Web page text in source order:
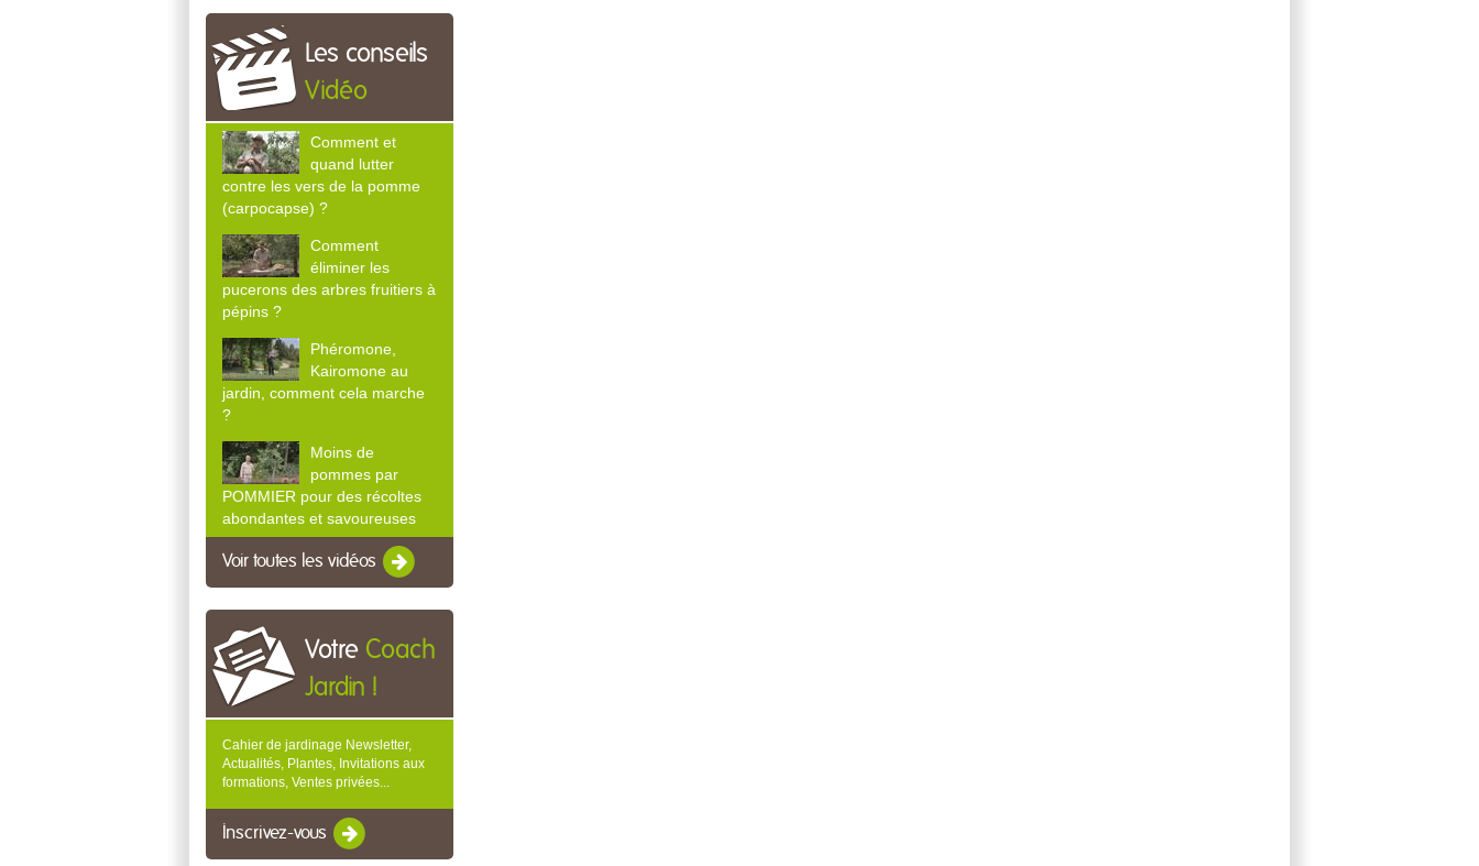
Les conseils
Vidéo
Comment et
quand lutter
contre les vers de la pomme
(carpocapse) ?
Comment
éliminer les
pucerons des arbres fruitiers à
pépins ?
Phéromone,
Kairomone au
jardin, comment cela marche
?
Moins de
pommes par
POMMIER pour des récoltes
abondantes et savoureuses
Voir toutes les vidéos
Votre Coach
Jardin !
Cahier de jardinage Newsletter,
Actualités, Plantes, Invitations aux
formations, Ventes privées...
Inscrivez-vous